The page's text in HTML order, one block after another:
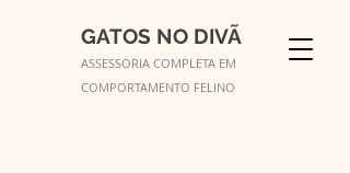
GATOS NO DIVÃ
ASSESSORIA COMPLETA EM
COMPORTAMENTO FELINO